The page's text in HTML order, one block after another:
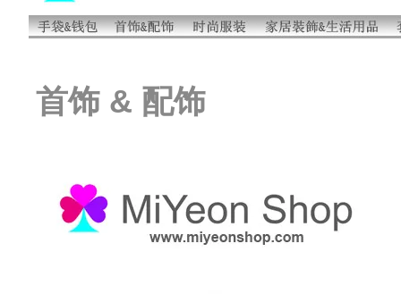
首饰 & 配饰